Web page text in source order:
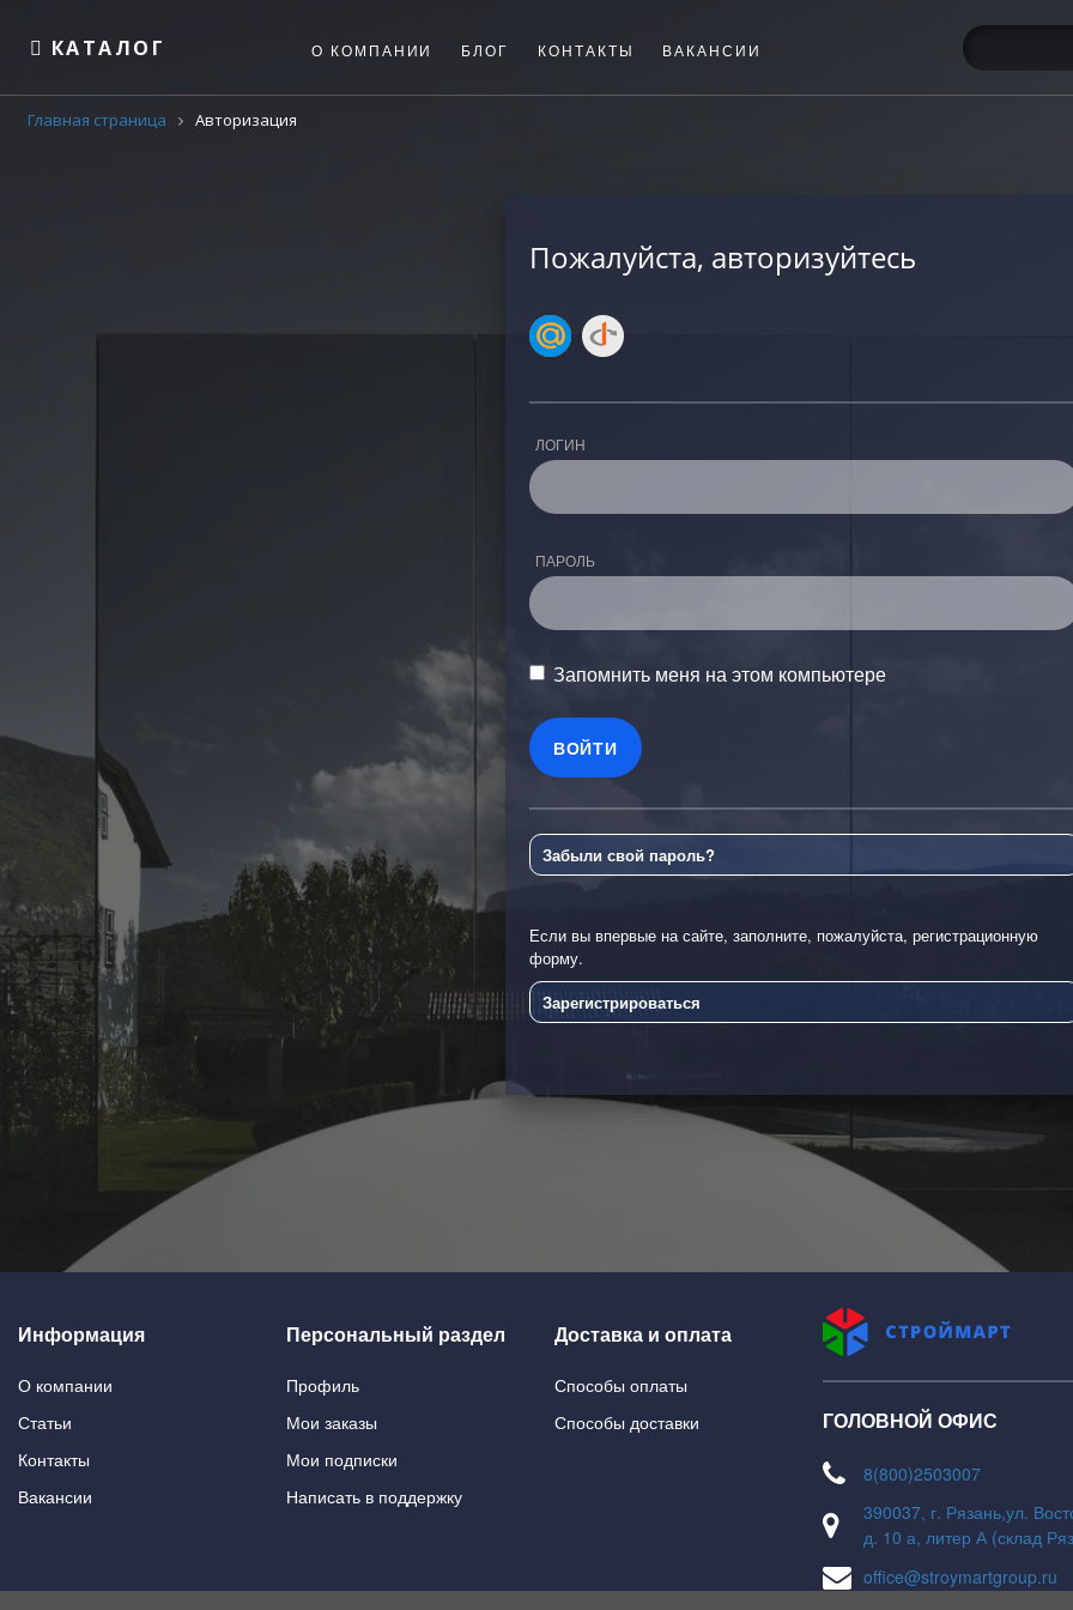
КАТАЛОГ О КОМПАНИИ БЛОГ КОНТАКТЫ ВАКАНСИИ
Главная страница Авторизация
Пожалуйста, авторизуйтесь
ЛОГИН
ПАРОЛЬ
Запомнить меня на этом компьютере
Забыли свой пароль?
Если вы впервые на сайте, заполните, пожалуйста, регистрационную
форму.
Зарегистрироваться
Информация
О компании
Статьи
Контакты
Вакансии
Персональный раздел
Профиль
Мои заказы
Мои подписки
Написать в поддержку
Доставка и оплата
Способы оплаты
Способы доставки
ГОЛОВНОЙ ОФИС
8(800)2503007
390037, г. Рязань,ул.
д. 10 а, литер А (склад
office@stroymartgroup.ru